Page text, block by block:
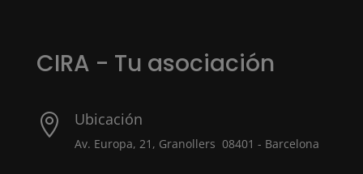
CIRA - Tu asociación
 Ubicación
Av. Europa, 21, Granollers 08401 - Barcelona